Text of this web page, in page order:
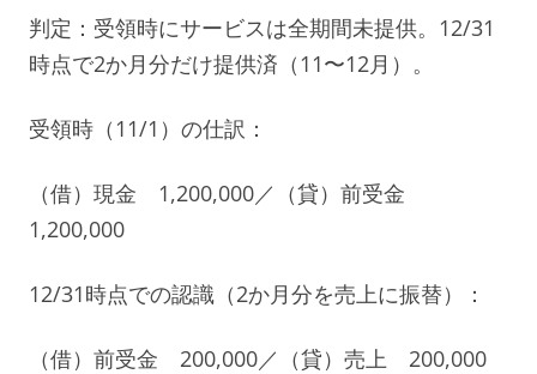
判定：受領時にサービスは全期間未提供。12/31
時点で2か月分だけ提供済（11〜12月）。
受領時（11/1）の仕訳：
（借）現金 1,200,000／（貸）前受金
1,200,000
12/31時点での認識（2か月分を売上に振替）：
（借）前受金 200,000／（貸）売上 200,000